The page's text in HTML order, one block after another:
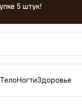
ТелоНогтиЗдоровье